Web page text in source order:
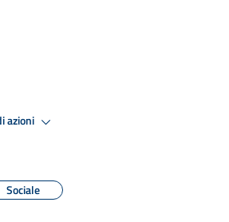
azioni
Sociale